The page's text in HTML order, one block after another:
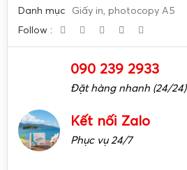
Danh mục
Giấy in, photocopy A5
Follow :
090 239 2933
Đặt hàng nhanh (24/24)
Kết nối Zalo
Phục vụ 24/7